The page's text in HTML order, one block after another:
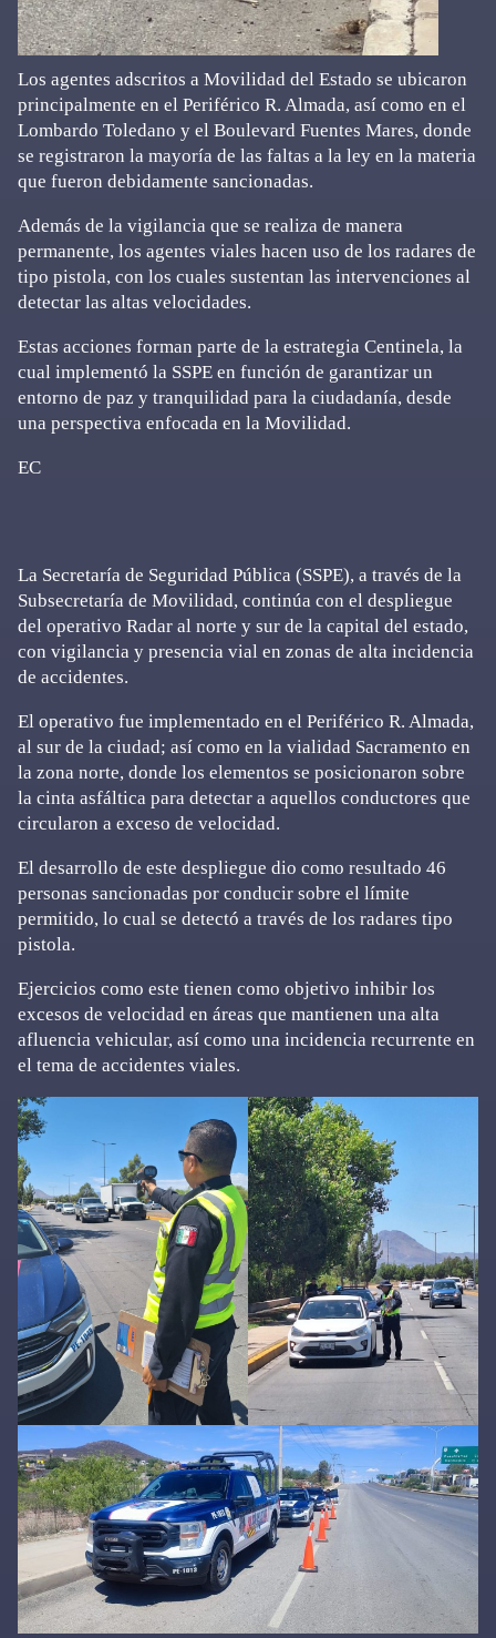
Los agentes adscritos a Movilidad del Estado se ubicaron
principalmente en el Periférico R. Almada, así como en el
Lombardo Toledano y el Boulevard Fuentes Mares, donde
se registraron la mayoría de las faltas a la ley en la materia
que fueron debidamente sancionadas.
Además de la vigilancia que se realiza de manera
permanente, los agentes viales hacen uso de los radares de
tipo pistola, con los cuales sustentan las intervenciones al
detectar las altas velocidades.
Estas acciones forman parte de la estrategia Centinela, la
cual implementó la SSPE en función de garantizar un
entorno de paz y tranquilidad para la ciudadanía, desde
una perspectiva enfocada en la Movilidad.
EC
La Secretaría de Seguridad Pública (SSPE), a través de la
Subsecretaría de Movilidad, continúa con el despliegue
del operativo Radar al norte y sur de la capital del estado,
con vigilancia y presencia vial en zonas de alta incidencia
de accidentes.
El operativo fue implementado en el Periférico R. Almada,
al sur de la ciudad; así como en la vialidad Sacramento en
la zona norte, donde los elementos se posicionaron sobre
la cinta asfáltica para detectar a aquellos conductores que
circularon a exceso de velocidad.
El desarrollo de este despliegue dio como resultado 46
personas sancionadas por conducir sobre el límite
permitido, lo cual se detectó a través de los radares tipo
pistola.
Ejercicios como este tienen como objetivo inhibir los
excesos de velocidad en áreas que mantienen una alta
afluencia vehicular, así como una incidencia recurrente en
el tema de accidentes viales.